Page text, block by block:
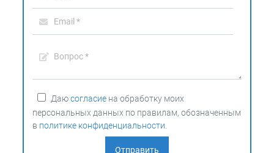
Даюсогласие на обработку моих
персональных данных по правилам, обозначенным
в политике конфиденциальности.